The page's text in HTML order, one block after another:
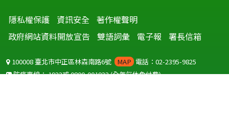
隱私權保護 資訊安全 著作權聲明
政府網站資料開放宣告
雙語詞彙 電子報 署長信箱
100008 臺北市中正區林森南路6號 MAP 電話：02-2395-9825
防疫專線：1922或0800-001922(全年無休免付費)